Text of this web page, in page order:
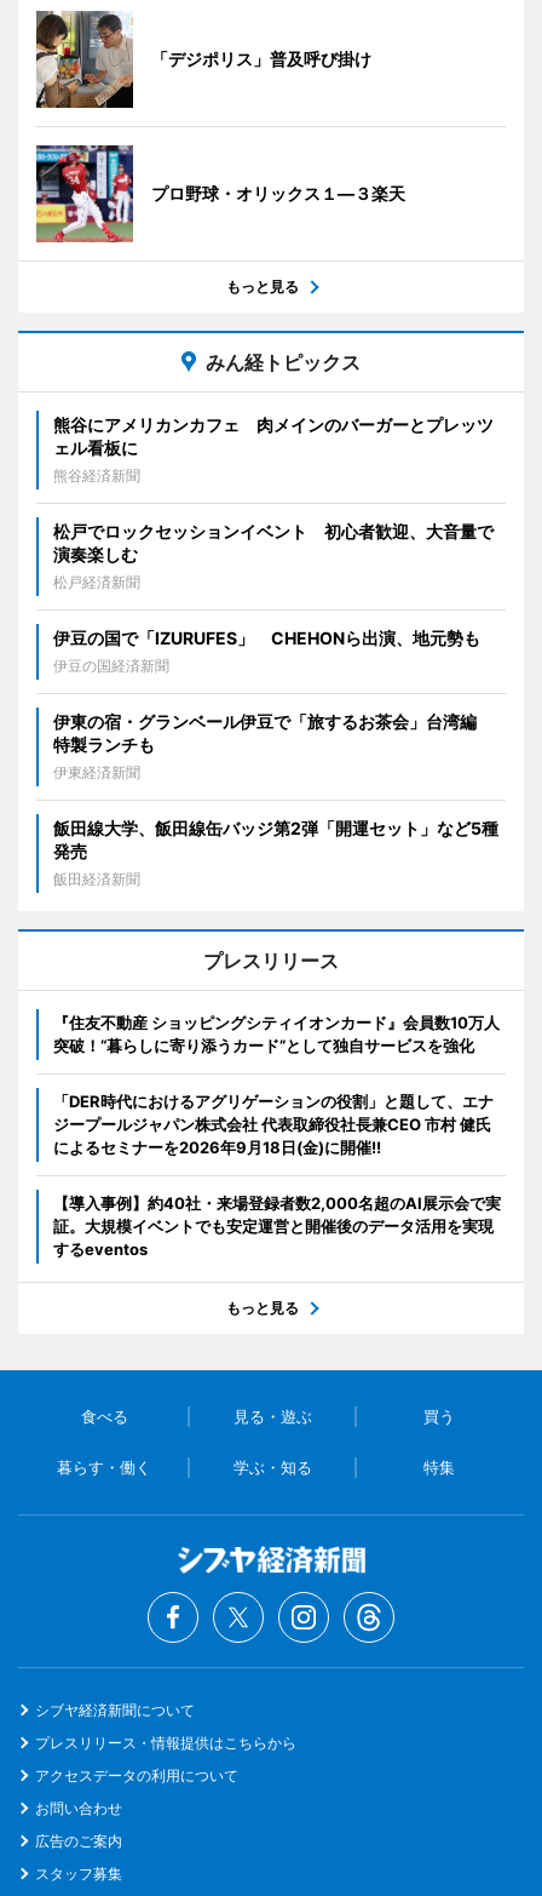
「デジポリス」普及呼び掛け
プロ野球・オリックス１―３楽天
もっと見る
みん経トピックス
熊谷にアメリカンカフェ 肉メインのバーガーとプレッツ
ェル看板に
熊谷経済新聞
松戸でロックセッションイベント 初心者歓迎、大音量で
演奏楽しむ
松戸経済新聞
伊豆の国で「IZURUFES」 CHEHONら出演、地元勢も
伊豆の国経済新聞
伊東の宿・グランベール伊豆で「旅するお茶会」台湾編
特製ランチも
伊東経済新聞
飯田線大学、飯田線缶バッジ第2弾「開運セット」など5種
発売
飯田経済新聞
プレスリリース
『住友不動産 ショッピングシティイオンカード』会員数10万人
突破！“暮らしに寄り添うカード”として独自サービスを強化
「DER時代におけるアグリゲーションの役割」と題して、エナ
ジープールジャパン株式会社 代表取締役社長兼CEO 市村 健氏
によるセミナーを2026年9月18日(金)に開催!!
【導入事例】約40社・来場登録者数2,000名超のAI展示会で実
証。大規模イベントでも安定運営と開催後のデータ活用を実現
するeventos
もっと見る
食べる 見る・遊ぶ 買う
暮らす・働く 学ぶ・知る 特集
シブヤ経済新聞について
プレスリリース・情報提供はこちらから
アクセスデータの利用について
お問い合わせ
広告のご案内
スタッフ募集